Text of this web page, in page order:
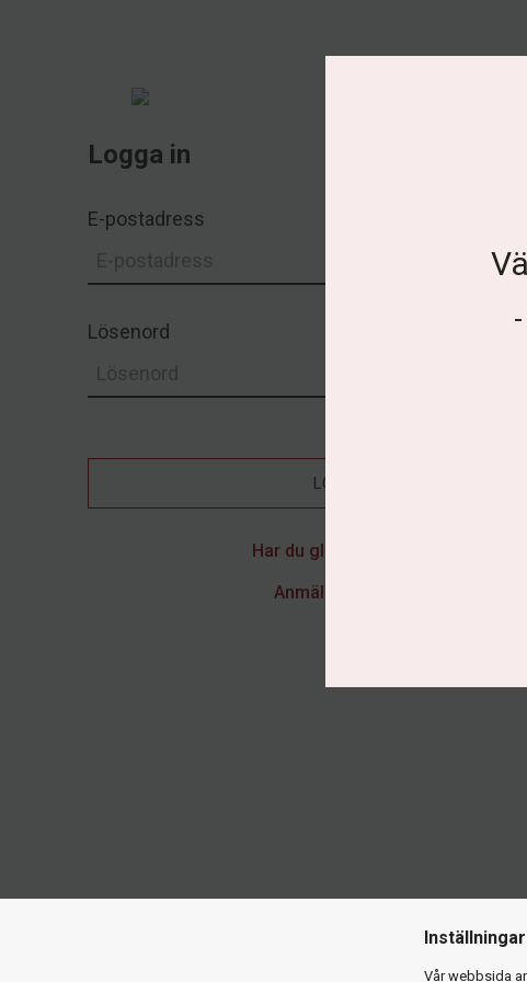
Logga in
E-postadress
Lösenord
LOGGA IN
Har du glömt ditt lösenord?
Anmälningsförfrågan
Vår webbsida